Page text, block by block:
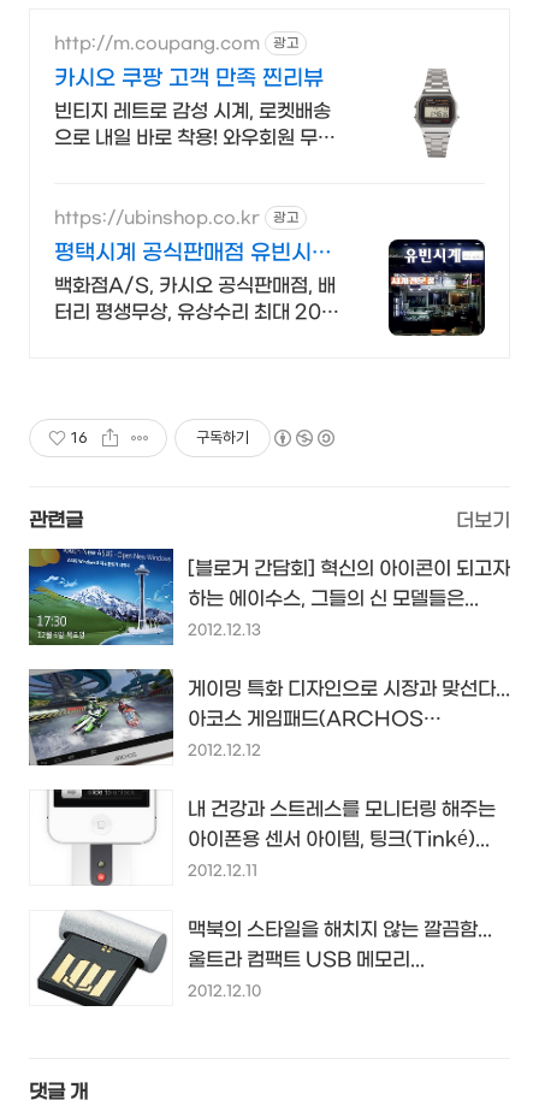
http://m.coupang.com 광고
카시오 쿠팡 고객 만족 찐리뷰
빈티지 레트로 감성 시계, 로켓배송
으로 내일 바로 착용! 와우회원 무료
https://ubinshop.co.kr 광고
평택시계 공식판매점 유빈시계
구매시계 기본수리 평생무상
백화점A/S, 카시오 공식판매점, 배
터리 평생무상, 유상수리 최대 20%
16 구독하기
관련글 더보기
[블로거 간담회] 혁신의 아이콘이 되고자
하는 에이수스, 그들의 신 모델들은...
2012.12.13
게이밍 특화 디자인으로 시장과 맞선다...
아코스 게임패드(ARCHOS
GamePad)
2012.12.12
내 건강과 스트레스를 모니터링 해주는
아이폰용 센서 아이템, 팅크(Tinké)...
2012.12.11
맥북의 스타일을 해치지 않는 깔끔함...
울트라 컴팩트 USB 메모리...
2012.12.10
댓글 개